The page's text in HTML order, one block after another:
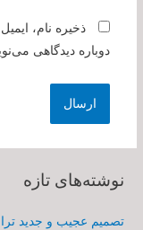
ذخیره نام،
دوباره دیدگاهی
نوشته‌های تازه
تصمیم عجیب و جدید